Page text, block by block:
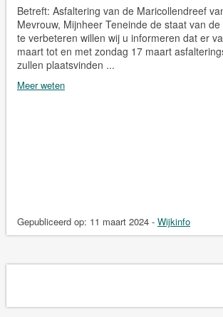
Betreft: Asfaltering van de Maricollendreef
Mevrouw, Mijnheer Teneinde de staat van
te verbeteren willen wij u informeren dat er
maart tot en met zondag 17 maart
zullen plaatsvinden ...
Meer weten
Gepubliceerd op: 11 maart 2024 - Wijkinfo